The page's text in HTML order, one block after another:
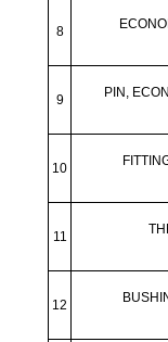
8
9
PIN,
10
11
12